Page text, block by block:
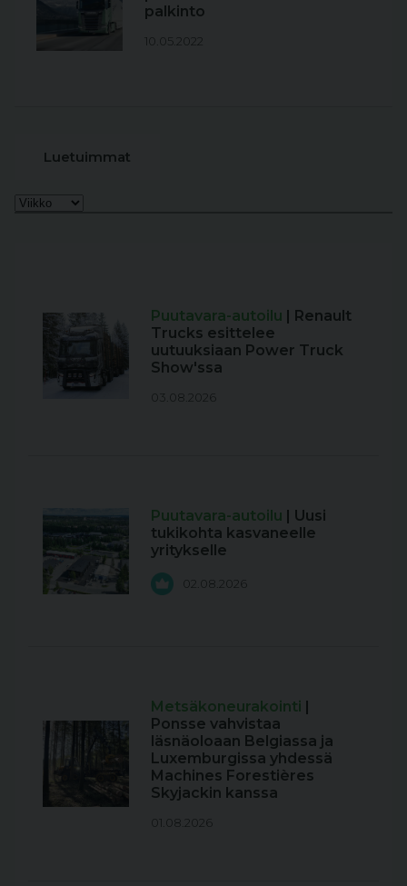
palkinto
10.05.2022
Luetuimmat
Puutavara-autoilu | Renault
Trucks esittelee
uutuuksiaan Power Truck
Show'ssa
03.08.2026
Puutavara-autoilu | Uusi
tukikohta kasvaneelle
yritykselle
02.08.2026
Metsäkoneurakointi |
Ponsse vahvistaa
läsnäoloaan Belgiassa ja
Luxemburgissa yhdessä
Machines Forestières
Skyjackin kanssa
01.08.2026